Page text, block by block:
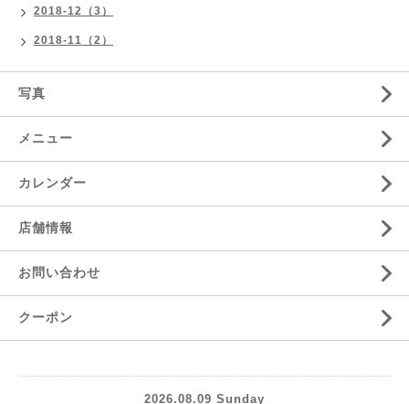
2018-12（3）
2018-11（2）
写真
メニュー
カレンダー
店舗情報
お問い合わせ
クーポン
2026.08.09 Sunday